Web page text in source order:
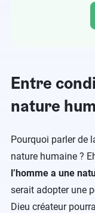
Entre
nature
Pourquoi parler de
nature humaine ?
l’homme a une
serait adopter une
Dieu créateur